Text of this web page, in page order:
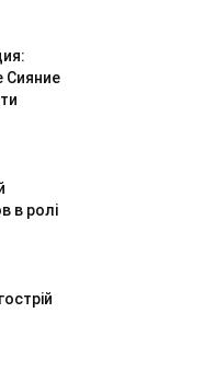
Сияние
в ролі